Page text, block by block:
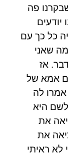
פה
יודעים
כל כך עם
שאני
אז
אמא של
אמרו לה
לשם היא
את
את
לא ראיתי